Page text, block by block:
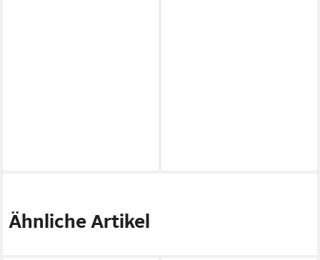
Ähnliche Artikel